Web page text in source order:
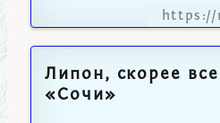
https://
Липон, скорее
«Сочи»